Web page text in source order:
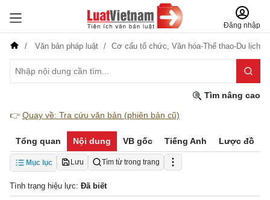
Đăng nhập
Văn bản pháp luật Cơ cấu tổ chức, Văn hóa-Thể thao-Du lịch
Tìm nâng cao
👉 Quay về: Tra cứu văn bản (phiên bản cũ)
Tổng quan Nội dung VB gốc Tiếng Anh Lược đồ
Mục lục Lưu Tìm từ trong trang
Tình trạng hiệu lực: Đã biết